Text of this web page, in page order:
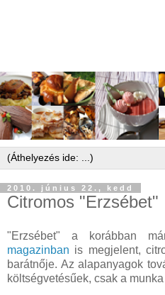
2010. június 22., kedd
Citromos "Erzsébet"
"Erzsébet" a korábban
magazinban is megjelent,
barátnője. Az alapanyagok
költségvetésűek, csak a